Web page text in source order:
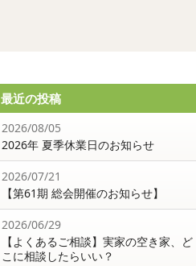
最近の投稿
2026/08/05
2026年 夏季休業日のお知らせ
2026/07/21
【第61期 総会開催のお知らせ】
2026/06/29
【よくあるご相談】実家の空き家、ど
こに相談したらいい？